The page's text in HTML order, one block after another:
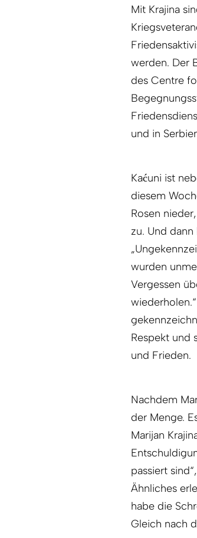
Mit Krajina
werden. Der
des Centre
und in
Kaćuni ist
diesem
Rosen
zu. Und
wurden
Vergessen
Respekt und
und Frieden.
Nachdem
der Menge.
Marijan
passiert
Ähnliches
habe die
Gleich nach